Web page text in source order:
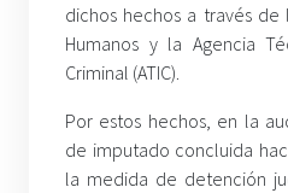
dichos hechos a través de
Humanos y la Agencia
Criminal (ATIC).
Por estos hechos, en la
de imputado concluida
la medida de detención